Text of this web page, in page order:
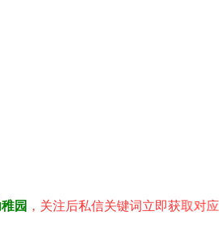
关注后私信关键词立即获取对应表